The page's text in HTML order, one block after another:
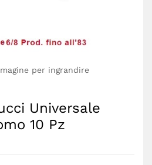
per ingrandire
Universale
10 Pz